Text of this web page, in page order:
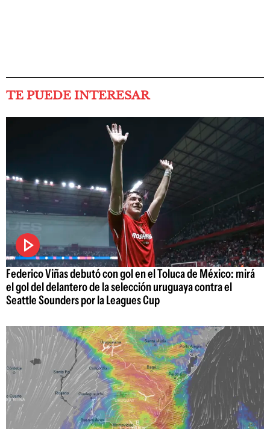
TE PUEDE INTERESAR
Federico Viñas debutó con gol en el Toluca de México: mirá
el gol del delantero de la selección uruguaya contra el
Seattle Sounders por la Leagues Cup